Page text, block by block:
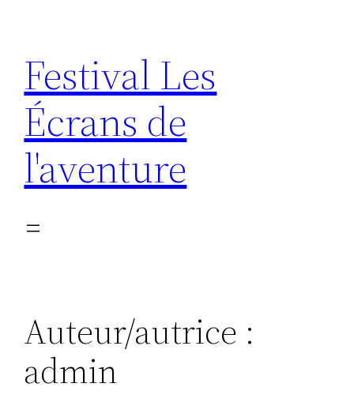
contenu
Festival Les
Écrans de
l'aventure
Auteur/autrice :
admin